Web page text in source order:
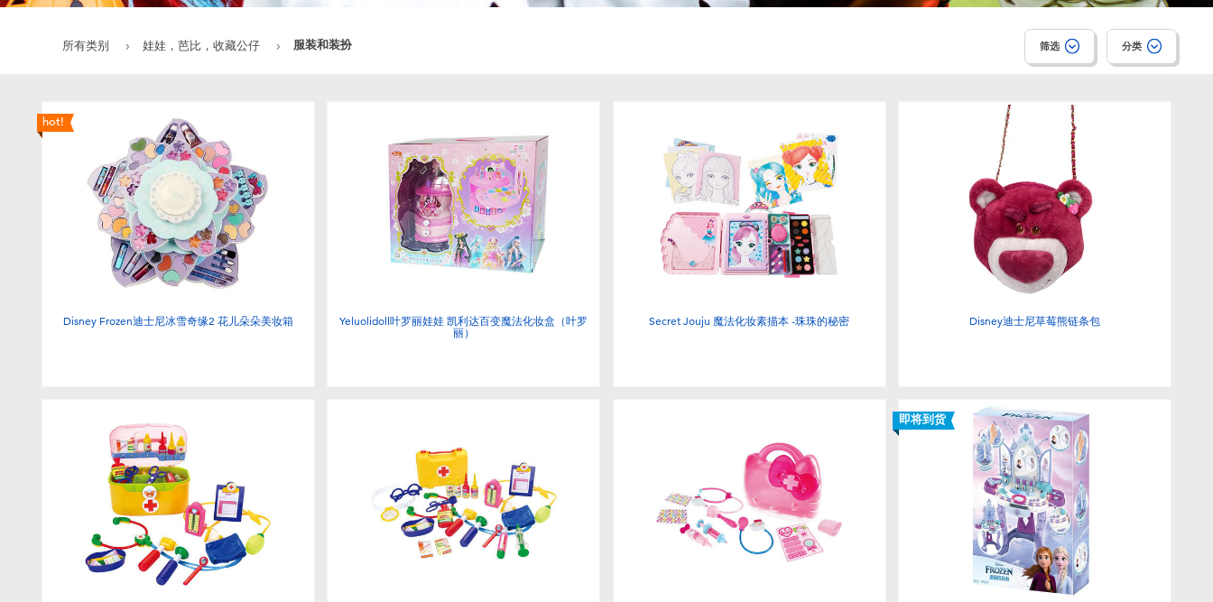
所有类别 娃娃，芭比，收藏公仔 服装和装扮 筛选 分类
hot!
Disney Frozen迪士尼冰雪奇缘2 花儿朵朵美妆箱
Yeluolidoll叶罗丽娃娃 凯利达百变魔法化妆盒（叶罗
丽）
Secret Jouju 魔法化妆素描本 -珠珠的秘密 Disney迪士尼草莓熊链条包
即将到货